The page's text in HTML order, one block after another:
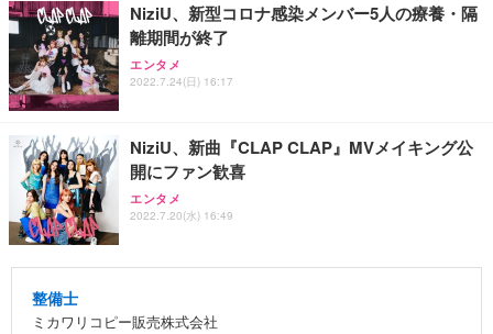
NiziU、新型コロナ感染メンバー5人の療養・隔
離期間が終了
エンタメ
2022.7.24(日) 16:17
NiziU、新曲『CLAP CLAP』MVメイキング公
開にファン歓喜
エンタメ
2022.7.20(水) 16:49
整備士
ミカワリコピー販売株式会社